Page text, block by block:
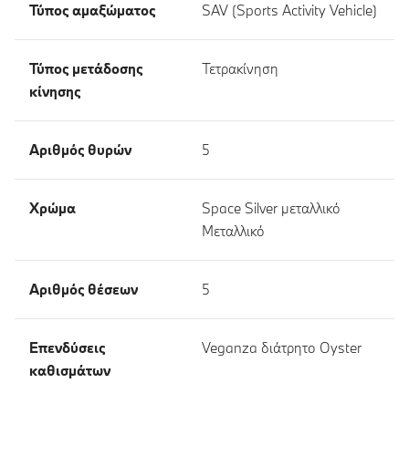
Τύπος αμαξώματος SAV (Sports Activity Vehicle)
Τύπος μετάδοσης
κίνησης
Τετρακίνηση
Αριθμός θυρών 5
Χρώμα
Space Silver μεταλλικό
Μεταλλικό
Αριθμός θέσεων 5
Επενδύσεις
καθισμάτων
Veganza διάτρητο Oyster